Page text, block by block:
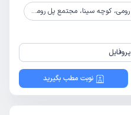
سینا، مجتمع پل رومی 1729، طبقه دوم، واحد 14
نوبت مطب بگیرید